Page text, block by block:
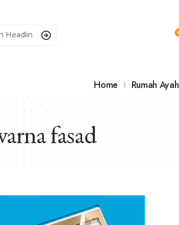
Home Rumah Ayah
fasad